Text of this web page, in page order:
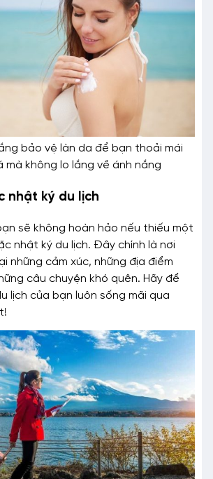
bảo vệ làn da để bạn thoải mái
mà không lo lắng về ánh nắng
nhật ký du lịch
sẽ không hoàn hảo nếu thiếu một
nhật ký du lịch. Đây chính là nơi
những cảm xúc, những địa điểm
câu chuyện khó quên. Hãy để
lịch của bạn luôn sống mãi qua